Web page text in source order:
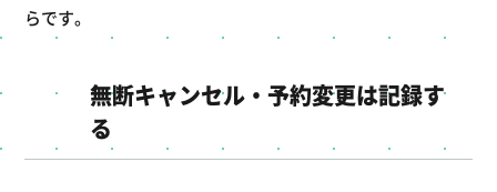
らです。
無断キャンセル・予約変更は記録す
る